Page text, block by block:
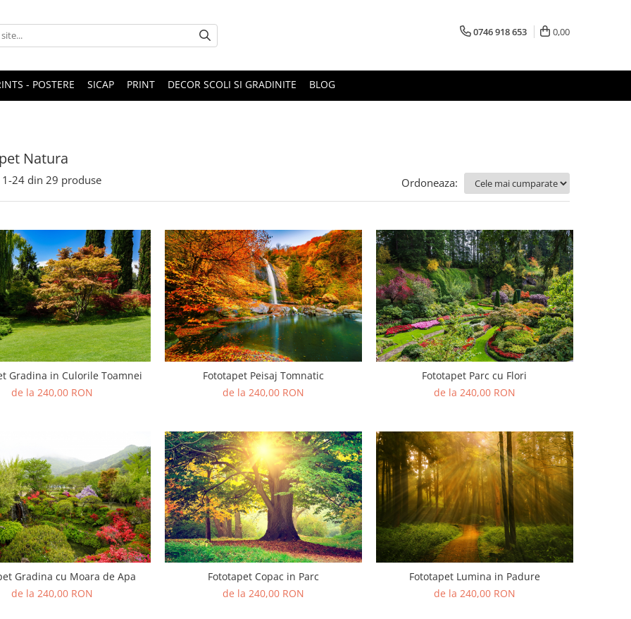
0746 918 653 0,00
- POSTERE SICAP PRINT DECOR SCOLI SI GRADINITE BLOG
Natura
1-24 din 29 produse Ordoneaza:
Gradina in Culorile Toamnei
de la 240,00 RON
Fototapet Peisaj Tomnatic
de la 240,00 RON
Fototapet Parc cu Flori
de la 240,00 RON
Gradina cu Moara de Apa
de la 240,00 RON
Fototapet Copac in Parc
de la 240,00 RON
Fototapet Lumina in Padure
de la 240,00 RON